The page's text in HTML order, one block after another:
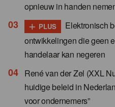
opnieuw in handen
+ PLUS
Elektronisch
ontwikkelingen die geen
handelaar kan negeren
René van der Zel (XXL
huidige beleid in
voor ondernemers”